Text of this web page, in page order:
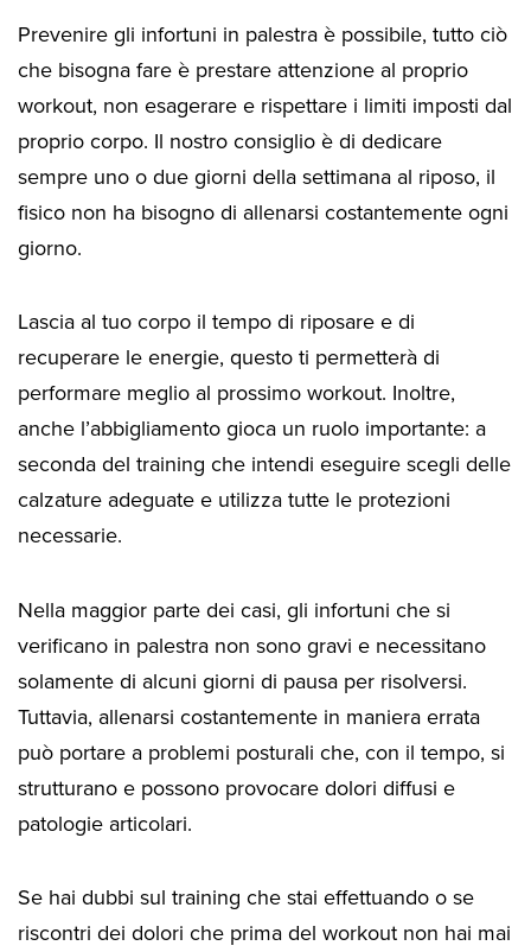
Prevenire gli infortuni in palestra è possibile, tutto ciò
che bisogna fare è prestare attenzione al proprio
workout, non esagerare e rispettare i limiti imposti dal
proprio corpo. Il nostro consiglio è di dedicare
sempre uno o due giorni della settimana al riposo, il
fisico non ha bisogno di allenarsi costantemente ogni
giorno.
Lascia al tuo corpo il tempo di riposare e di
recuperare le energie, questo ti permetterà di
performare meglio al prossimo workout. Inoltre,
anche l’abbigliamento gioca un ruolo importante: a
seconda del training che intendi eseguire scegli delle
calzature adeguate e utilizza tutte le protezioni
necessarie.
Nella maggior parte dei casi, gli infortuni che si
verificano in palestra non sono gravi e necessitano
solamente di alcuni giorni di pausa per risolversi.
Tuttavia, allenarsi costantemente in maniera errata
può portare a problemi posturali che, con il tempo, si
strutturano e possono provocare dolori diffusi e
patologie articolari.
Se hai dubbi sul training che stai effettuando o se
riscontri dei dolori che prima del workout non hai mai